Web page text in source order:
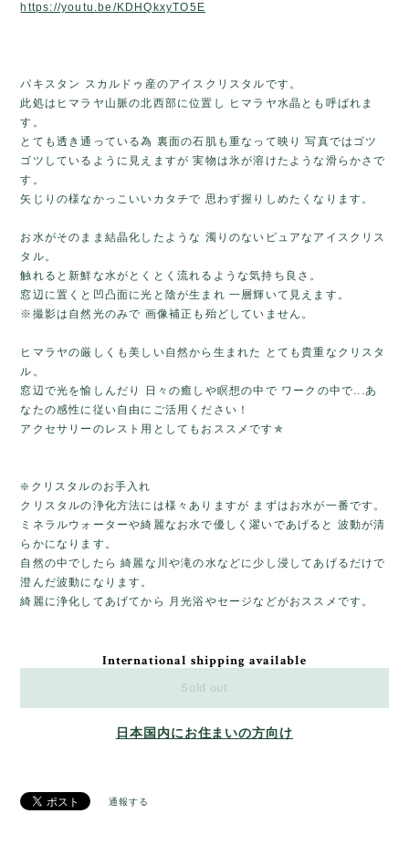
https://youtu.be/KDHQkxyTO5E
パキスタン スカルドゥ産のアイスクリスタルです。
此処はヒマラヤ山脈の北西部に位置し ヒマラヤ水晶とも呼ばれま
す。
とても透き通っている為 裏面の石肌も重なって映り 写真ではゴツ
ゴツしているように見えますが 実物は氷が溶けたような滑らかさで
す。
矢じりの様なかっこいいカタチで 思わず握りしめたくなります。
お水がそのまま結晶化したような 濁りのないピュアなアイスクリス
タル。
触れると新鮮な水がとくとく流れるような気持ち良さ。
窓辺に置くと凹凸面に光と陰が生まれ 一層輝いて見えます。
※撮影は自然光のみで 画像補正も殆どしていません。
ヒマラヤの厳しくも美しい自然から生まれた とても貴重なクリスタ
ル。
窓辺で光を愉しんだり 日々の癒しや瞑想の中で ワークの中で...あ
なたの感性に従い自由にご活用ください！
アクセサリーのレスト用としてもおススメです✯
❇️クリスタルのお手入れ
クリスタルの浄化方法には様々ありますが まずはお水が一番です。
ミネラルウォーターや綺麗なお水で優しく濯いであげると 波動が清
らかになります。
自然の中でしたら 綺麗な川や滝の水などに少し浸してあげるだけで
澄んだ波動になります。
綺麗に浄化してあげてから 月光浴やセージなどがおススメです。
International shipping available
Sold out
日本国内にお住まいの方向け
通報する